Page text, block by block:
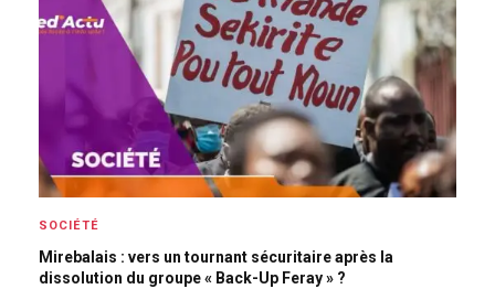
SOCIÉTÉ
Mirebalais : vers un tournant sécuritaire après la
dissolution du groupe « Back-Up Feray » ?